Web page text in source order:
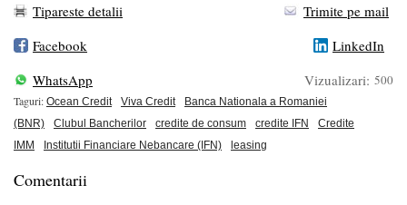
Tipareste detalii
Trimite pe mail
Facebook
LinkedIn
WhatsApp
Vizualizari: 500
Taguri: Ocean Credit Viva Credit
Banca Nationala a Romaniei
(BNR)
Clubul Bancherilor credite de consum credite IFN
Credite
IMM
Institutii Financiare Nebancare (IFN) leasing
Comentarii